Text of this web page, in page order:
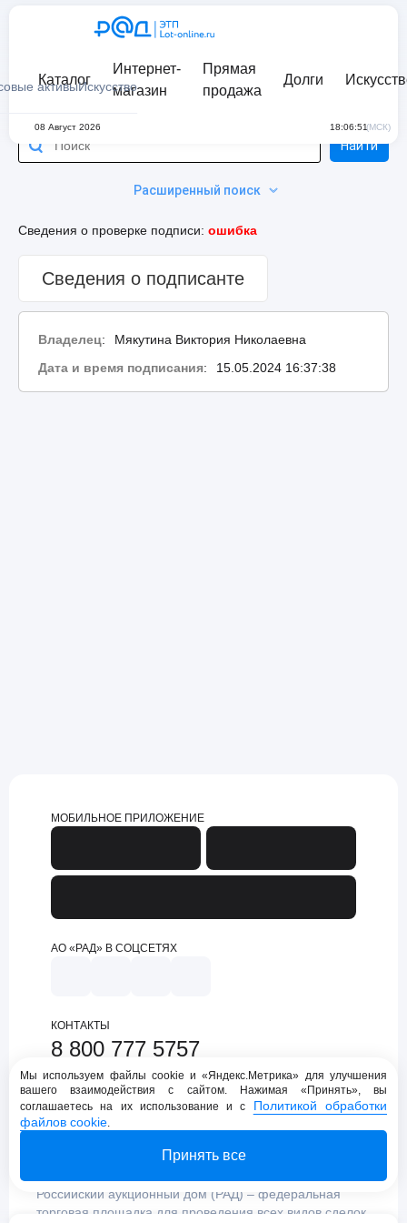
активыИскусство
Каталог
Интернет-
магазин
Прямая
продажа
Долги
08 Август 2026 18:06:51(МСК)
Расширенный поиск
Найти
Сведения о проверке подписи: ошибка
Сведения о подписанте
Владелец:
Мякутина Виктория Николаевна
Дата и время подписания: 15.05.2024 16:37:38
МОБИЛЬНОЕ ПРИЛОЖЕНИЕ
АО «РАД» В СОЦСЕТЯХ
КОНТАКТЫ
8 800 777 5757
support@lot-online.ru
Техническая поддержка
Российский аукционный дом (РАД) – федеральная
торговая площадка для проведения всех видов сделок
Мы используем файлы cookie и «Яндекс.Метрика» для улучшения
вашего взаимодействия с сайтом. Нажимая «Принять», вы
соглашаетесь на их использование и с Политикой обработки
файлов cookie.
Принять все